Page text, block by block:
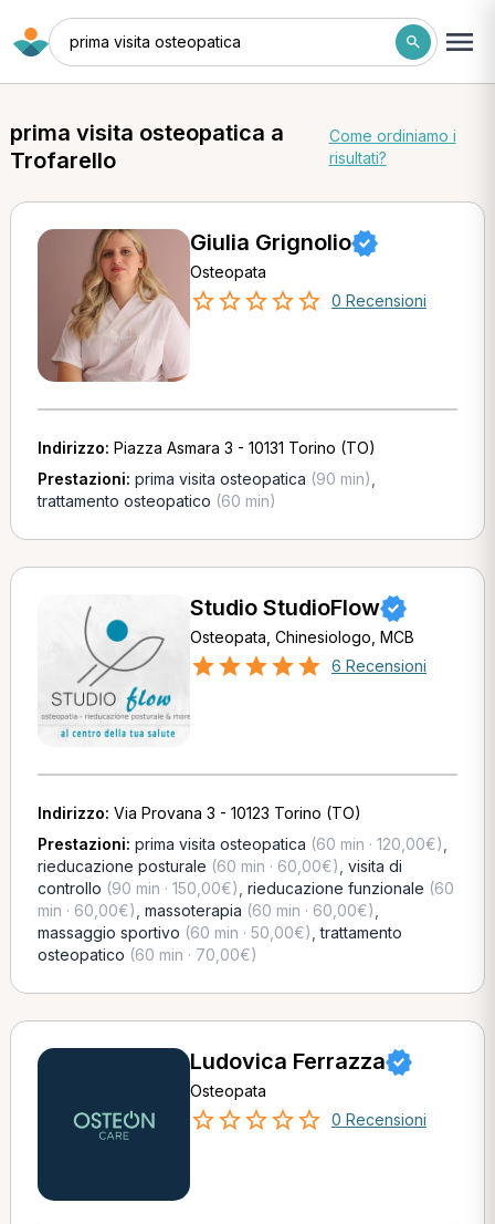
prima visita osteopatica
prima visita osteopatica a
Trofarello
Come ordiniamo i
risultati?
Giulia Grignolio
Osteopata
0 Recensioni
Indirizzo: Piazza Asmara 3 - 10131 Torino (TO)
Prestazioni: prima visita osteopatica (90 min)
trattamento osteopatico (60 min)
Studio StudioFlow
Osteopata, Chinesiologo, MCB
6 Recensioni
Indirizzo: Via Provana 3 - 10123 Torino (TO)
Prestazioni: prima visita osteopatica (60 min · 120,00€)
rieducazione posturale (60 min · 60,00€) visita di
controllo (90 min · 150,00€) rieducazione funzionale (60
min · 60,00€) massoterapia (60 min · 60,00€)
massaggio sportivo (60 min · 50,00€) ,trattamento
osteopatico (60 min · 70,00€)
Ludovica Ferrazza
Osteopata
0 Recensioni